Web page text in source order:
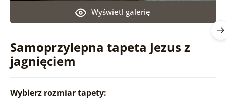
Samoprzylepna tapeta Jezus z
jagnięciem
Wyświetl galerię
Wybierz rozmiar tapety: